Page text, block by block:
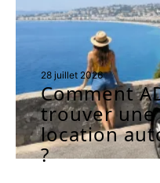
28 juillet 2026
Comment
trouver
location
?